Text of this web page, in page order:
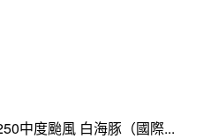
中度颱風 白海豚（國際...